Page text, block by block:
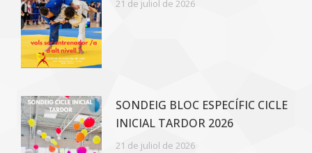
21 de juliol de 2026
SONDEIG BLOC ESPECÍFIC CICLE
INICIAL TARDOR 2026
21 de juliol de 2026